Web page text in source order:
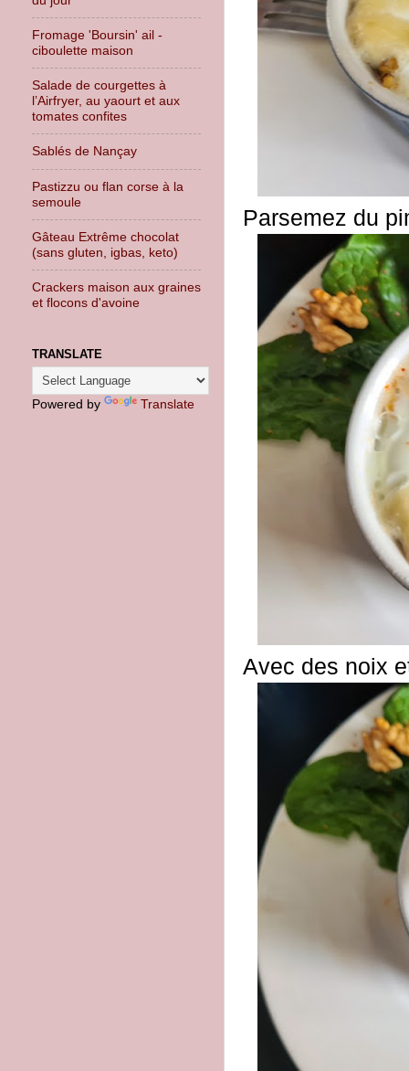
Parsemez du
Avec des noix
Fromage 'Boursin' ail -
ciboulette maison
Salade de courgettes à
l’Airfryer, au yaourt et aux
tomates confites
Sablés de Nançay
Pastizzu ou flan corse à la
semoule
Gâteau Extrême chocolat
(sans gluten, igbas, keto)
Crackers maison aux graines
et flocons d'avoine
TRANSLATE
Powered by Translate